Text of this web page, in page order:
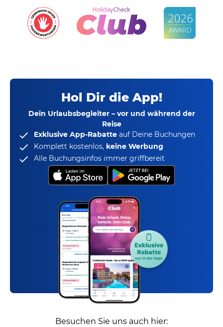
Hol Dir die App!
Dein Urlaubsbegleiter – vor und während der
Reise
Exklusive App-Rabatte auf Deine Buchungen
Komplett kostenlos, keine Werbung
Alle Buchungsinfos immer griffbereit
Besuchen Sie uns auch hier: